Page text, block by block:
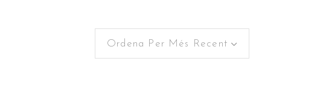
Ordena Per Més Recent